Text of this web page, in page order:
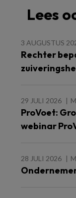
Lees
3 AUGUSTUS
Rechter
29 JULI 2026
ProVoet:
webinar
28 JULI 2026